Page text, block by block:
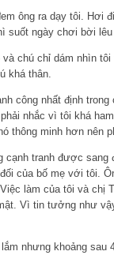
ông ra dạy tôi. Hơi
suốt ngày chơi bời lêu
chú chỉ dám nhìn
khá thân.
công nhất định
nhắc vì tôi khá
thông minh hơn nên
cạnh tranh được
của bố mẹ với tôi.
làm của tôi và chị
Vì tin tưởng như
nhưng khoảng